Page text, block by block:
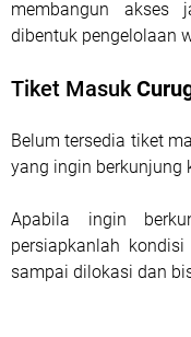
membangun akses
dibentuk pengelolaan
Tiket Masuk
Belum tersedia tiket
yang ingin berkunjung
Apabila ingin
persiapkanlah
sampai dilokasi dan